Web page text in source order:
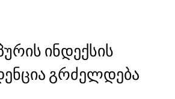
ინდექსის
გრძელდება